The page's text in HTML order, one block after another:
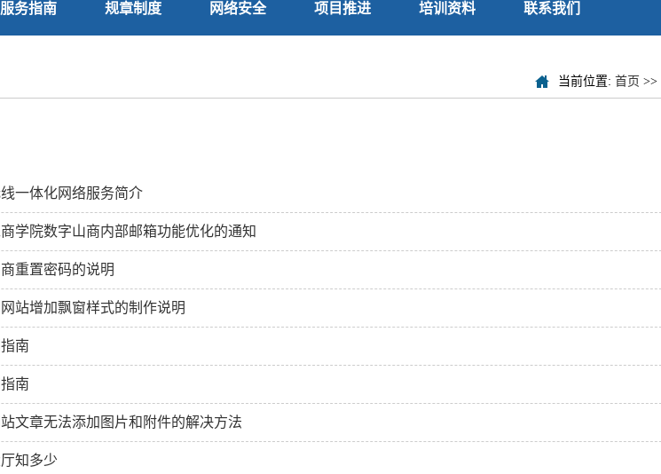
服务指南 规章制度 网络安全 项目推进 培训资料 联系我们
当前位置: 首页 >>
一体化网络服务简介
学院数字山商内部邮箱功能优化的通知
重置密码的说明
站增加飘窗样式的制作说明
南
南
文章无法添加图片和附件的解决方法
知多少